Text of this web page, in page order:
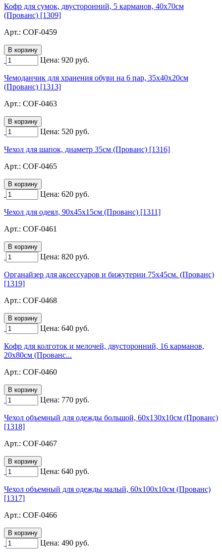
Кофр для сумок, двусторонний, 5 карманов, 40х70см
(Прованс) [1309]
Арт.: COF-0459
Цена: 920 руб.
Чемоданчик для хранения обуви на 6 пар, 35х40х20см
(Прованс) [1313]
Арт.: COF-0463
Цена: 520 руб.
Чехол для шапок, диаметр 35см (Прованс) [1316]
Арт.: COF-0465
Цена: 620 руб.
Чехол для одеял, 90х45х15см (Прованс) [1311]
Арт.: COF-0461
Цена: 820 руб.
Органайзер для аксессуаров и бижутерии 75х45см. (Прованс)
[1319]
Арт.: COF-0468
Цена: 640 руб.
Кофр для колготок и мелочей, двусторонний, 16 карманов,
20х80см (Прованс...
Арт.: COF-0460
Цена: 770 руб.
Чехол объемный для одежды большой, 60х130х10см (Прованс)
[1318]
Арт.: COF-0467
Цена: 640 руб.
Чехол объемный для одежды малый, 60х100х10см (Прованс)
[1317]
Арт.: COF-0466
Цена: 490 руб.